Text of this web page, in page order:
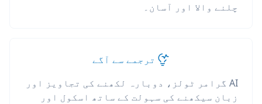
چلنے والا اور آسان۔
ترجمے سے آگے
AI گرامر ٹولز، دوبارہ لکھنے کی تجاویز اور
زبان سیکھنے کی سہولت کے ساتھ اسکول اور